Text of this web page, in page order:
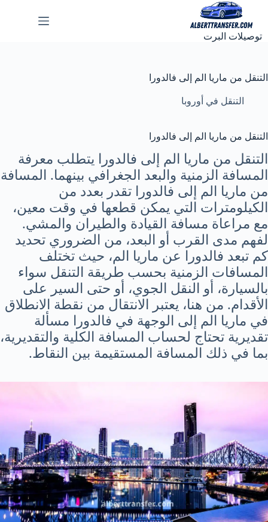
المحتوى
توصيلات البرت
التنقل من ماريا الم إلى فالدورا
التنقل في أوروبا
التنقل من ماريا الم إلى فالدورا
التنقل من ماريا الم إلى فالدورا يتطلب معرفة
المسافة الزمنية والبعد الجغرافي بينهما. المسافة
من ماريا الم إلى فالدورا تقدر بعدد من
الكيلومترات التي يمكن قطعها في وقت معين،
مع مراعاة مسافة القيادة والطيران والمشي.
لفهم مدى القرب أو البعد، من الضروري تحديد
كم تبعد فالدورا عن ماريا الم، حيث تختلف
المسافات الزمنية بحسب طريقة التنقل سواء
بالسيارة، أو النقل الجوي، أو حتى السير على
الأقدام. من هنا، يعتبر الانتقال من نقطة الانطلاق
في ماريا الم إلى الوجهة في فالدورا مسألة
تقديرية تحتاج لحساب المسافة الكلية والتقديرية،
بما في ذلك المسافة المستقيمة بين النقاط.